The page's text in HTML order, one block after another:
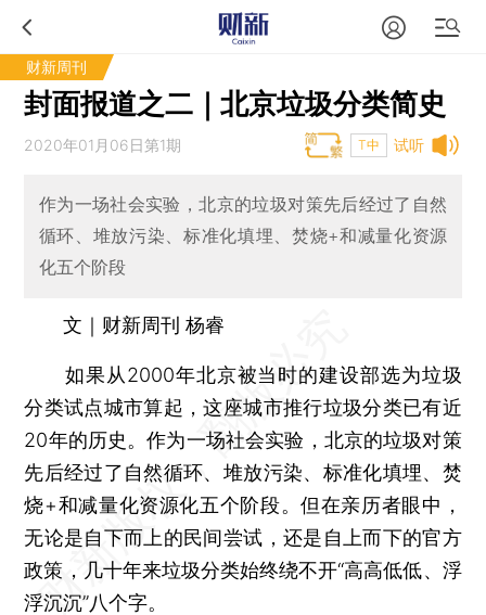
财新周刊
封面报道之二｜北京垃圾分类简史
试听
2020年01月06日第1期 T中
作为一场社会实验，北京的垃圾对策先后经过了自然
循环、堆放污染、标准化填埋、焚烧+和减量化资源
化五个阶段
文｜财新周刊 杨睿
如果从2000年北京被当时的建设部选为垃圾
分类试点城市算起，这座城市推行垃圾分类已有近
20年的历史。作为一场社会实验，北京的垃圾对策
先后经过了自然循环、堆放污染、标准化填埋、焚
烧+和减量化资源化五个阶段。但在亲历者眼中，
无论是自下而上的民间尝试，还是自上而下的官方
政策，几十年来垃圾分类始终绕不开“高高低低、浮
浮沉沉”八个字。